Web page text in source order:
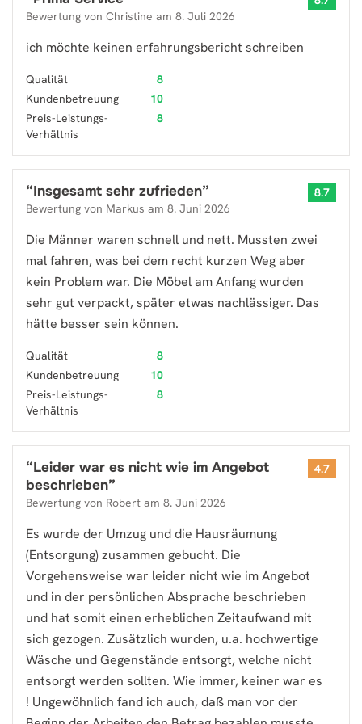
Bewertung von Christine am 8. Juli 2026
ich möchte keinen erfahrungsbericht schreiben
Qualität
8
Kundenbetreuung
10
Preis-Leistungs-
Verhältnis
8
“Insgesamt sehr zufrieden”
Bewertung von Markus am 8. Juni 2026
8.7
Die Männer waren schnell und nett. Mussten zwei
mal fahren, was bei dem recht kurzen Weg aber
kein Problem war. Die Möbel am Anfang wurden
sehr gut verpackt, später etwas nachlässiger. Das
hätte besser sein können.
Qualität
8
Kundenbetreuung
10
Preis-Leistungs-
Verhältnis
8
“Leider war es nicht wie im Angebot
beschrieben”
Bewertung von Robert am 8. Juni 2026
4.7
Es wurde der Umzug und die Hausräumung
(Entsorgung) zusammen gebucht. Die
Vorgehensweise war leider nicht wie im Angebot
und in der persönlichen Absprache beschrieben
und hat somit einen erheblichen Zeitaufwand mit
sich gezogen. Zusätzlich wurden, u.a. hochwertige
Wäsche und Gegenstände entsorgt, welche nicht
entsorgt werden sollten. Wie immer, keiner war es
! Ungewöhnlich fand ich auch, daß man vor der